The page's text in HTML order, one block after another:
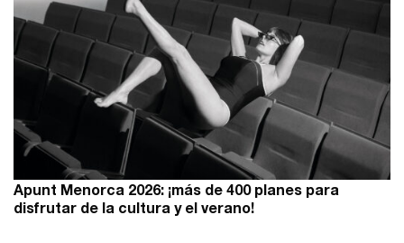
Apunt Menorca 2026: ¡más de 400 planes para
disfrutar de la cultura y el verano!